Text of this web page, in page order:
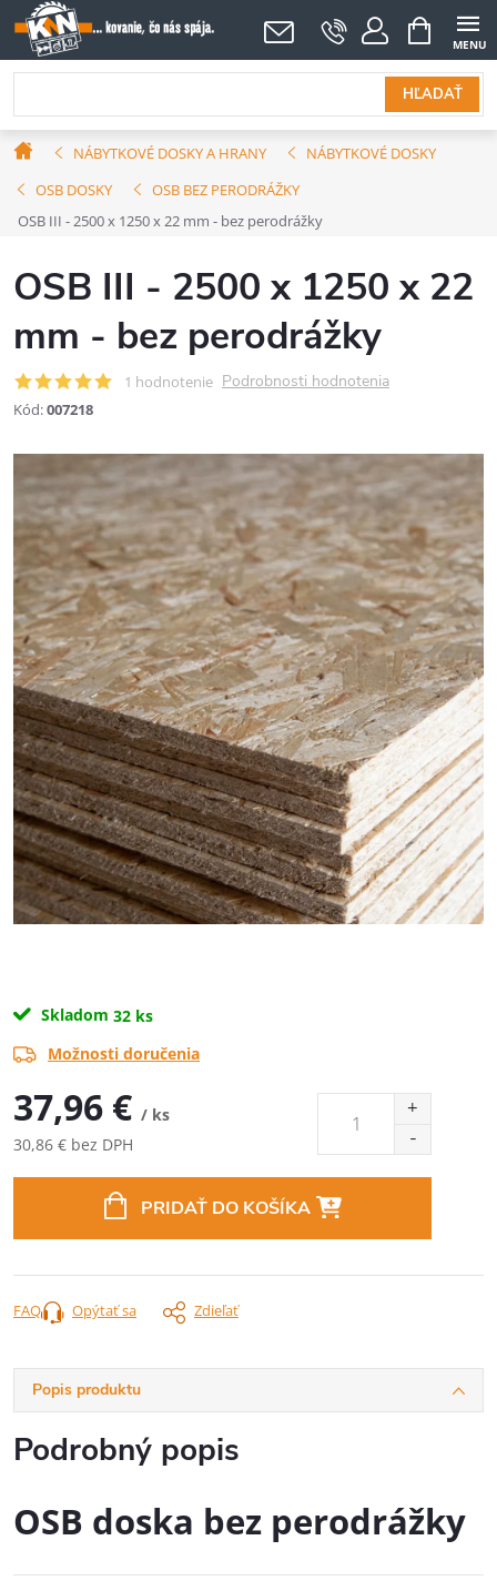
Prejsť
na
obsah
HĽADAŤ
NÁKUPNÝ
KOŠÍK
DomovNÁBYTKOVÉ DOSKY A HRANY
NÁBYTKOVÉ DOSKY
OSB DOSKY
OSB BEZ PERODRÁŽKY
OSB III - 2500 x 1250 x 22 mm - bez perodrážky
OSB III - 2500 x 1250 x 22
mm - bez perodrážky
1 hodnotenie Podrobnosti hodnotenia
Kód:007218
Skladom 32 ks
Možnosti doručenia
37,96 € / ks
30,86 € bez DPH
PRIDAŤ DO KOŠÍKA
Opýtať sa Zdieľať
FAQ
Popis produktu
Podrobný popis
OSB doska bez perodrážky